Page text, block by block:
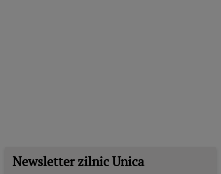
Newsletter zilnic Unica